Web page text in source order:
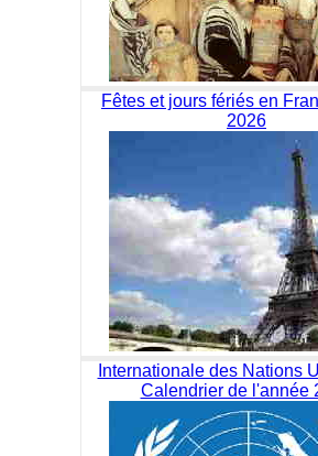
Fêtes et jours fériés en
2026
Internationale des Nations
Calendrier de l'année